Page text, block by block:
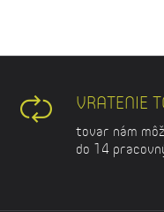
VRATENIE
tovar nám
do 14